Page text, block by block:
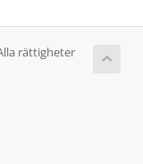
rättigheter